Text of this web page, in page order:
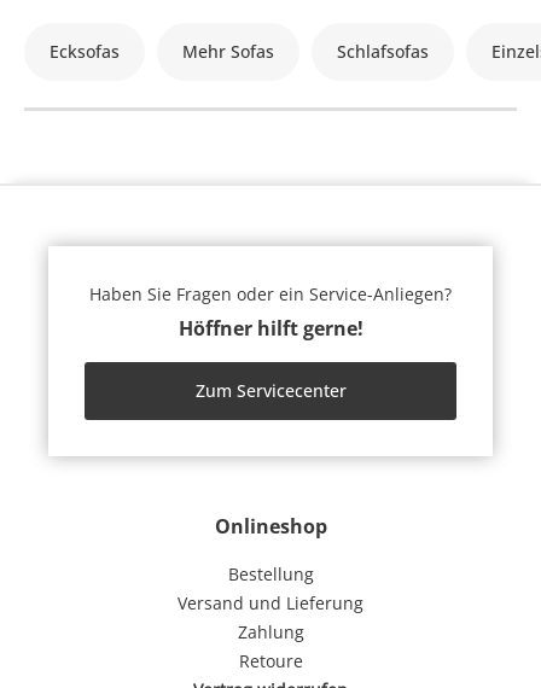
Ecksofas Mehr Sofas Schlafsofas
Onlineshop
Bestellung
Versand und Lieferung
Zahlung
Retoure
Haben Sie Fragen oder ein Service-Anliegen?
Höffner hilft gerne!
Zum Servicecenter